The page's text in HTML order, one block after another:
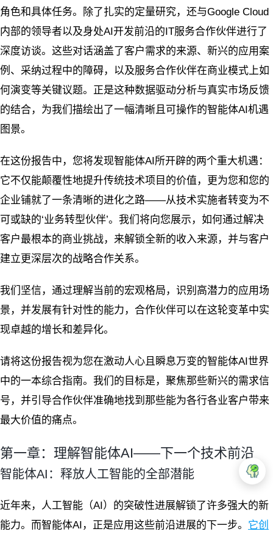
角色和具体任务。除了扎实的定量研究，还与Google Cloud
内部的领导者以及身处AI开发前沿的IT服务合作伙伴进行了
深度访谈。这些对话涵盖了客户需求的来源、新兴的应用案
例、采纳过程中的障碍，以及服务合作伙伴在商业模式上如
何演变等关键议题。正是这种数据驱动分析与真实市场反馈
的结合，为我们描绘出了一幅清晰且可操作的智能体AI机遇
图景。
在这份报告中，您将发现智能体AI所开辟的两个重大机遇：
它不仅能颠覆性地提升传统技术项目的价值，更为您和您的
企业铺就了一条清晰的进化之路——从技术实施者转变为不
可或缺的‘业务转型伙伴’。我们将向您展示，如何通过解决
客户最根本的商业挑战，来解锁全新的收入来源，并与客户
建立更深层次的战略合作关系。
我们坚信，通过理解当前的宏观格局，识别高潜力的应用场
景，并发展有针对性的能力，合作伙伴可以在这轮变革中实
现卓越的增长和差异化。
请将这份报告视为您在激动人心且瞬息万变的智能体AI世界
中的一本综合指南。我们的目标是，聚焦那些新兴的需求信
号，并引导合作伙伴准确地找到那些能为各行各业客户带来
最大价值的痛点。
第一章：理解智能体AI——下一个技术前沿
智能体AI：释放人工智能的全部潜能
近年来，人工智能（AI）的突破性进展解锁了许多强大的新
能力。而智能体AI，正是应用这些前沿进展的下一步。 它创